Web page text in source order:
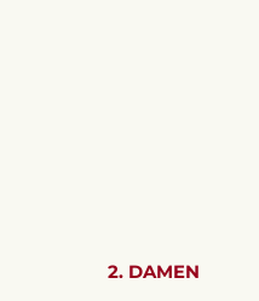
2. DAMEN